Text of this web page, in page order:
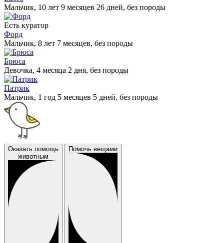
Мальчик, 10 лет 9 месяцев 26 дней, без породы
Есть куратор
Форд
Мальчик, 8 лет 7 месяцев, без породы
Брюса
Девочка, 4 месяца 2 дня, без породы
Патрик
Мальчик, 1 год 5 месяцев 5 дней, без породы
Оказать помощь
животным
Помочь вещами